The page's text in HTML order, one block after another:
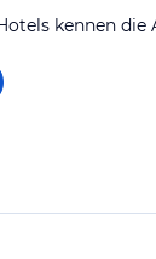
kennen die